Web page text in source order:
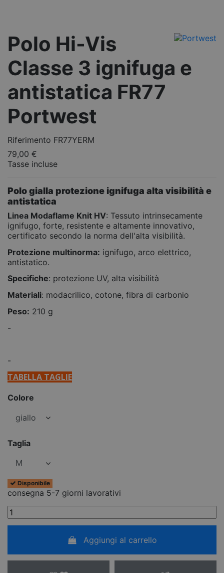
Polo Hi-Vis
Classe 3 ignifuga e
antistatica FR77
Portwest
Riferimento FR77YERM
79,00 €
Tasse incluse
Polo gialla protezione ignifuga alta visibilità e
antistatica
Linea Modaflame Knit HV: Tessuto intrinsecamente
ignifugo, forte, resistente e altamente innovativo,
certificato secondo la norma dell'alta visibilità.
Protezione multinorma: ignifugo, arco elettrico,
antistatico.
Specifiche: protezione UV, alta visibilità
Materiali: modacrilico, cotone, fibra di carbonio
Peso: 210 g
-
-
TABELLA TAGLIE
Colore
Taglia
Disponibile
consegna 5-7 giorni lavorativi
Aggiungi al carrello